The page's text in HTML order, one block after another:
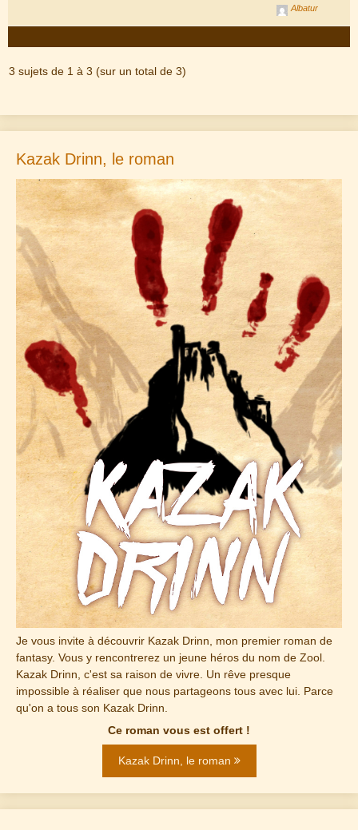
Albatur
3 sujets de 1 à 3 (sur un total de 3)
Kazak Drinn, le roman
Je vous invite à découvrir Kazak Drinn, mon premier roman de
fantasy. Vous y rencontrerez un jeune héros du nom de Zool.
Kazak Drinn, c'est sa raison de vivre. Un rêve presque
impossible à réaliser que nous partageons tous avec lui. Parce
qu'on a tous son Kazak Drinn.
Ce roman vous est offert !
Kazak Drinn, le roman